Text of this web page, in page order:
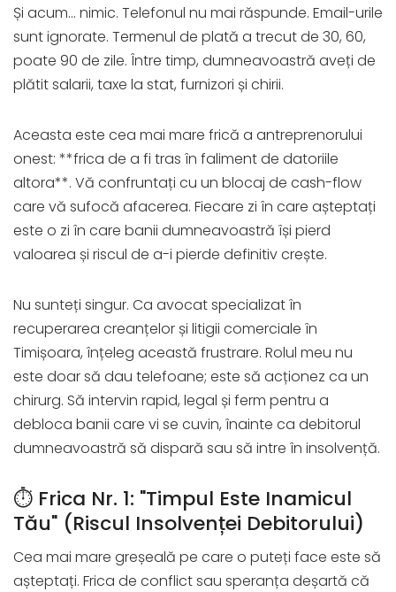
Și acum... nimic. Telefonul nu mai răspunde. Email-urile
sunt ignorate. Termenul de plată a trecut de 30, 60,
poate 90 de zile. Între timp, dumneavoastră aveți de
plătit salarii, taxe la stat, furnizori și chirii.
Aceasta este cea mai mare frică a antreprenorului
onest: **frica de a fi tras în faliment de datoriile
altora**. Vă confruntați cu un blocaj de cash-flow
care vă sufocă afacerea. Fiecare zi în care așteptați
este o zi în care banii dumneavoastră își pierd
valoarea și riscul de a-i pierde definitiv crește.
Nu sunteți singur. Ca avocat specializat în
recuperarea creanțelor și litigii comerciale în
Timișoara, înțeleg această frustrare. Rolul meu nu
este doar să dau telefoane; este să acționez ca un
chirurg. Să intervin rapid, legal și ferm pentru a
debloca banii care vi se cuvin, înainte ca debitorul
dumneavoastră să dispară sau să intre în insolvență.
⏱️ Frica Nr. 1: "Timpul Este Inamicul
Tău" (Riscul Insolvenței Debitorului)
Cea mai mare greșeală pe care o puteți face este să
așteptați. Frica de conflict sau speranța deșartă că